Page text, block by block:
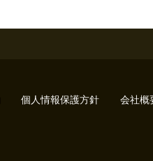
個人情報保護方針
会社概